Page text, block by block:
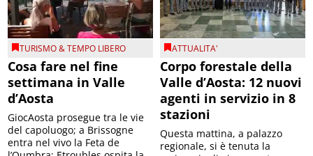
TURISMO & TEMPO LIBERO
Cosa fare nel fine
settimana in Valle
d’Aosta
GiocAosta prosegue tra le vie
del capoluogo; a Brissogne
entra nel vivo la Feta de
ATTUALITA'
Corpo forestale della
Valle d’Aosta: 12 nuovi
agenti in servizio in 8
stazioni
Questa mattina, a palazzo
regionale, si è tenuta la